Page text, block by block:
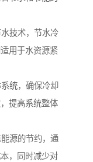
技术，节水冷
用于水资源紧
统，确保冷却
提高系统整体
源的节约，通
，同时减少对